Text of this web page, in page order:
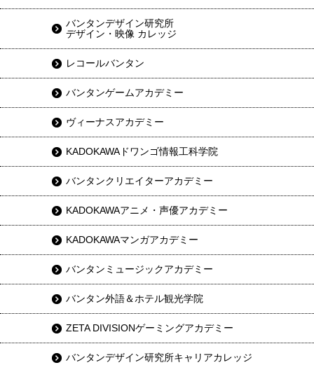
バンタンデザイン研究所
デザイン・映像 カレッジ
レコールバンタン
バンタンゲームアカデミー
ヴィーナスアカデミー
KADOKAWAドワンゴ情報工科学院
バンタンクリエイターアカデミー
KADOKAWAアニメ・声優アカデミー
KADOKAWAマンガアカデミー
バンタンミュージックアカデミー
バンタン外語＆ホテル観光学院
ZETA DIVISIONゲーミングアカデミー
バンタンデザイン研究所キャリアカレッジ